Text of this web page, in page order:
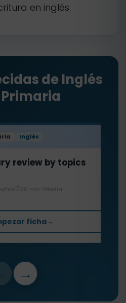
en inglés.
de Inglés
Primaria
Inglés
review by topics
20 min Media
ficha→
→